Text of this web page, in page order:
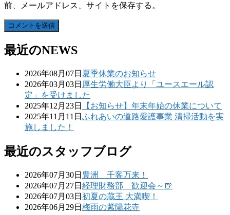
前、メールアドレス、サイトを保存する。
最近のNEWS
2026年08月07日 夏季休業のお知らせ
2026年03月03日 厚生労働大臣より「ユースエール認
定」を受けました
2025年12月23日
【お知らせ】年末年始の休業について
2025年11月11日 ふれあいの道路愛護事業 清掃活動を実
施しました！
最近のスタッフブログ
2026年07月30日 豊洲 千客万来！
2026年07月27日 経理財務部 歓迎会～🍺
2026年07月03日 初夏の蔵王 大満喫！
2026年06月29日 梅雨の紫陽花寺